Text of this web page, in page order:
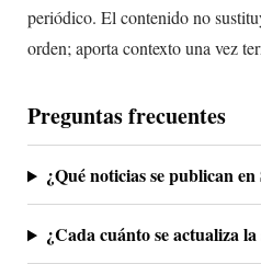
periódico. El contenido no
orden; aporta contexto una vez
Preguntas frecuentes
¿Qué noticias se publican en
¿Cada cuánto se actualiza la